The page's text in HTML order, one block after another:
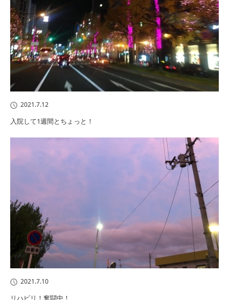
2021.7.12
入院して1週間とちょっと！
2021.7.10
リハビリ！奮闘中！